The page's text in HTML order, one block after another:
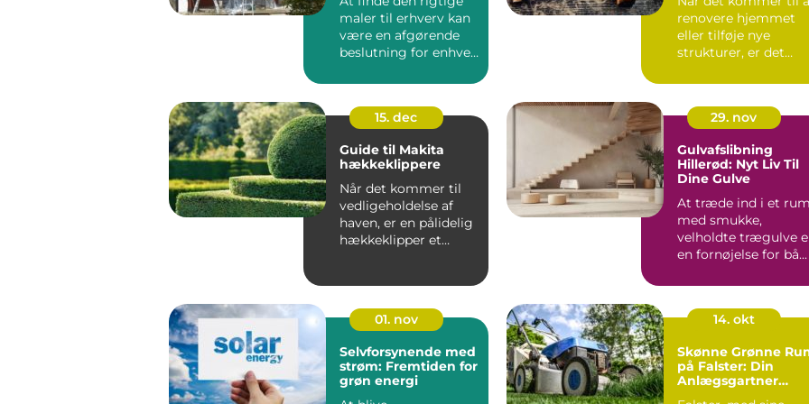
maler til erhverv kan
være en afgørende
beslutning for enhver
renovere hjemmet
eller tilføje nye
strukturer, er det
15. dec
Guide til Makita
hækkeklippere
Når det kommer til
vedligeholdelse af
haven, er en pålidelig
hækkeklipper et
29. nov
Gulvafslibning
Hillerød: Nyt Liv Til
Dine Gulve
At træde ind i et rum
med smukke,
velholdte trægulve
en fornøjelse for bå...
01. nov
Selvforsynende med
strøm: Fremtiden for
grøn energi
14. okt
Skønne Grønne
på Falster: Din
Anlægsgartner